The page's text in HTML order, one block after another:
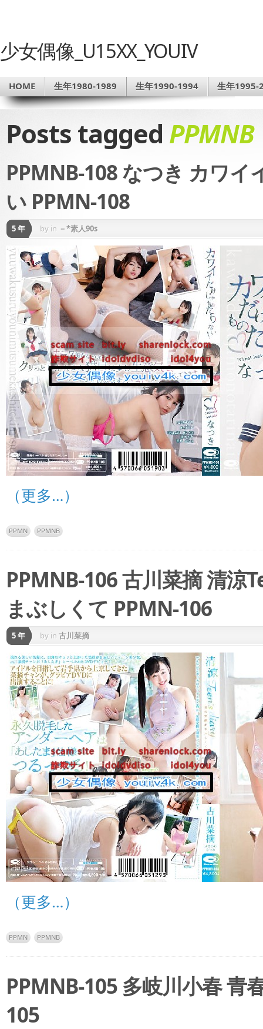
少女偶像_U15XX_YOUIV
HOME 生年1980-1989 生年1990-1994 生年1995-
Posts tagged PPMNB
PPMNB-108 なつき カワイ
い PPMN-108
5 年 by in －*素人90s
（更多…）
PPMN PPMNB
PPMNB-106 古川菜摘 清涼
まぶしくて PPMN-106
5 年 by in 古川菜摘
（更多…）
PPMN PPMNB
PPMNB-105 多岐川小春 青
105